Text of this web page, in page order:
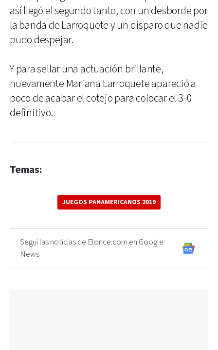
así llegó el segundo tanto, con un desborde por
la banda de Larroquete y un disparo que nadie
pudo despejar.
Y para sellar una actuación brillante,
nuevamente Mariana Larroquete apareció a
poco de acabar el cotejo para colocar el 3-0
definitivo.
Temas:
JUEGOS PANAMERICANOS 2019
Seguí las noticias de Elonce.com en Google
News